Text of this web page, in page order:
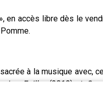
en accès libre dès le
à la musique avec,